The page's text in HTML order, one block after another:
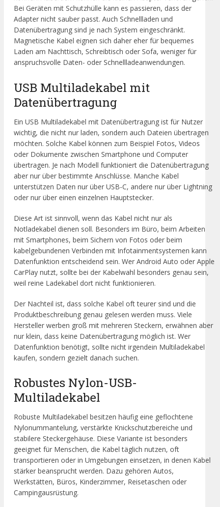
Bei Geräten mit Schutzhülle kann es passieren, dass der
Adapter nicht sauber passt. Auch Schnellladen und
Datenübertragung sind je nach System eingeschränkt.
Magnetische Kabel eignen sich daher eher für bequemes
Laden am Nachttisch, Schreibtisch oder Sofa, weniger für
anspruchsvolle Daten- oder Schnellladeanwendungen.
USB Multiladekabel mit
Datenübertragung
Ein USB Multiladekabel mit Datenübertragung ist für Nutzer
wichtig, die nicht nur laden, sondern auch Dateien übertragen
möchten. Solche Kabel können zum Beispiel Fotos, Videos
oder Dokumente zwischen Smartphone und Computer
übertragen. Je nach Modell funktioniert die Datenübertragung
aber nur über bestimmte Anschlüsse. Manche Kabel
unterstützen Daten nur über USB-C, andere nur über Lightning
oder nur über einen einzelnen Hauptstecker.
Diese Art ist sinnvoll, wenn das Kabel nicht nur als
Notladekabel dienen soll. Besonders im Büro, beim Arbeiten
mit Smartphones, beim Sichern von Fotos oder beim
kabelgebundenen Verbinden mit Infotainmentsystemen kann
Datenfunktion entscheidend sein. Wer Android Auto oder Apple
CarPlay nutzt, sollte bei der Kabelwahl besonders genau sein,
weil reine Ladekabel dort nicht funktionieren.
Der Nachteil ist, dass solche Kabel oft teurer sind und die
Produktbeschreibung genau gelesen werden muss. Viele
Hersteller werben groß mit mehreren Steckern, erwähnen aber
nur klein, dass keine Datenübertragung möglich ist. Wer
Datenfunktion benötigt, sollte nicht irgendein Multiladekabel
kaufen, sondern gezielt danach suchen.
Robustes Nylon-USB-
Multiladekabel
Robuste Multiladekabel besitzen häufig eine geflochtene
Nylonummantelung, verstärkte Knickschutzbereiche und
stabilere Steckergehäuse. Diese Variante ist besonders
geeignet für Menschen, die Kabel täglich nutzen, oft
transportieren oder in Umgebungen einsetzen, in denen Kabel
stärker beansprucht werden. Dazu gehören Autos,
Werkstätten, Büros, Kinderzimmer, Reisetaschen oder
Campingausrüstung.